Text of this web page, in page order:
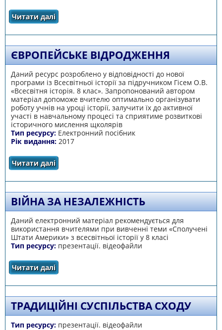
Читати даліпро КРАЇНИ СХОДУ В ХVІ- ХVІІІ ст.
ЄВРОПЕЙСЬКЕ ВІДРОДЖЕННЯ
Даний ресурс розроблено у відповідності до нової
програми із Всесвітньої історії за підручником Гісем О.В.
«Всесвітня історія. 8 клас». Запропонований автором
матеріал допоможе вчителю оптимально організувати
роботу учнів на уроці історії, залучити їх до активної
участі в навчальному процесі та сприятиме розвиткові
історичного мислення щколярів
Тип ресурсу: Електронний посібник
Рік видання: 2017
Читати даліпро Європейське Відродження
ВІЙНА ЗА НЕЗАЛЕЖНІСТЬ
Даний електронний матеріал рекомендується для
використання вчителями при вивченні теми «Сполучені
Штати Америки» з всесвітньої історії у 8 класі
Тип ресурсу: презентації. відеофайли
Читати даліпро Війна за незалежність
ТРАДИЦІЙНІ СУСПІЛЬСТВА СХОДУ
Тип ресурсу: презентації. відеофайли